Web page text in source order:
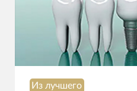
Из лучшего